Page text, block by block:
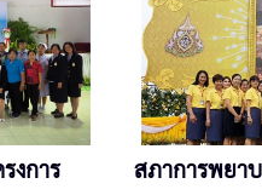
งการ
สภาการพยา